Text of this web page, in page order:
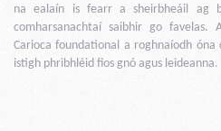
na ealaín is fearr a sheirbheáil ag
comharsanachtaí saibhir go
Carioca foundational a roghnaíodh
istigh phribhléid fios gnó agus leideanna.